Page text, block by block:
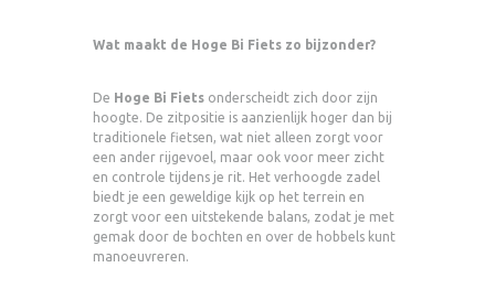
Wat maakt de Hoge Bi Fiets zo bijzonder?
De Hoge Bi Fiets onderscheidt zich door zijn
hoogte. De zitpositie is aanzienlijk hoger dan bij
traditionele fietsen, wat niet alleen zorgt voor
een ander rijgevoel, maar ook voor meer zicht
en controle tijdens je rit. Het verhoogde zadel
biedt je een geweldige kijk op het terrein en
zorgt voor een uitstekende balans, zodat je met
gemak door de bochten en over de hobbels kunt
manoeuvreren.